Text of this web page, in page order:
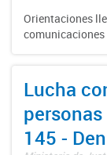
Orientaciones
comunicaciones
Lucha
145 -